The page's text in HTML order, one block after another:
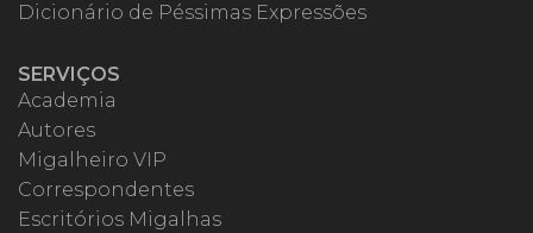
Dicionário de Péssimas Expressões
SERVIÇOS
Academia
Autores
Migalheiro VIP
Correspondentes
Escritórios Migalhas